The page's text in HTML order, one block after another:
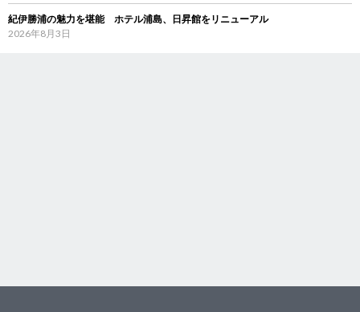
紀伊勝浦の魅力を堪能 ホテル浦島、日昇館をリニューアル
2026年8月3日